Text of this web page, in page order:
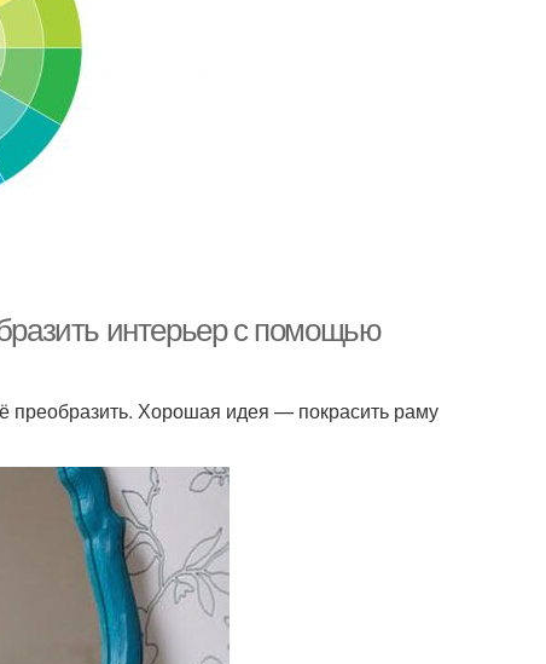
интерьер с помощью
преобразить. Хорошая идея — покрасить раму